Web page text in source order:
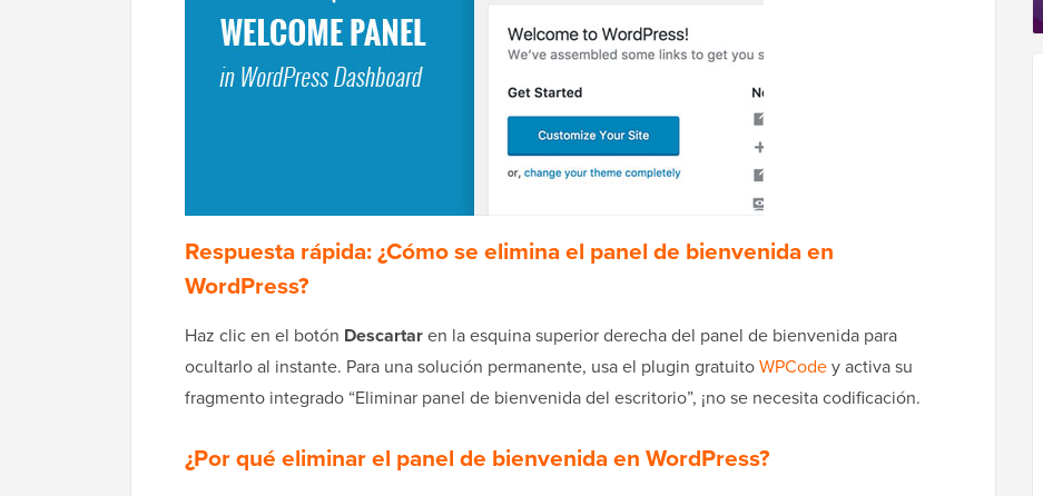
Respuesta rápida: ¿Cómo se elimina el panel de bienvenida en
WordPress?
Haz clic en el botón Descartaren la esquina superior derecha del panel de bienvenida para
ocultarlo al instante. Para una solución permanente, usa el plugin gratuitoWPCodey activa su
fragmento integrado “Eliminar panel de bienvenida del escritorio”, ¡no se necesita codificación.
¿Por qué eliminar el panel de bienvenida en WordPress?